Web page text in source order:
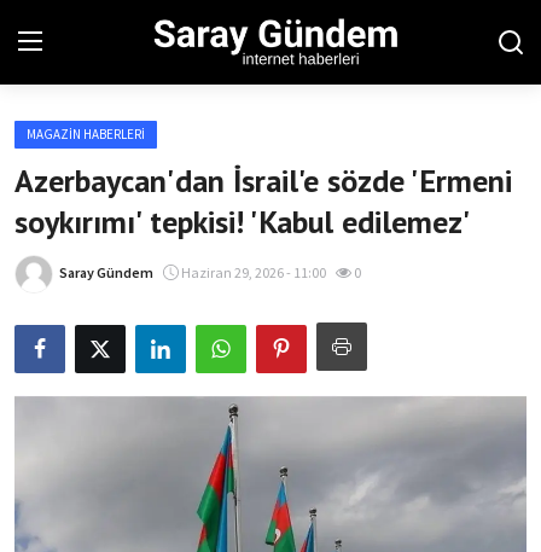
Ana Sayfa
Bölgesel
Son Dakika
Spor Haberleri
Teknoloji Haberleri
MAGAZIN HABERLERI
Azerbaycan'dan İsrail'e sözde 'Ermeni
soykırımı' tepkisi! 'Kabul edilemez'
Saray Gündem Haziran 29, 2026 - 11:00 0